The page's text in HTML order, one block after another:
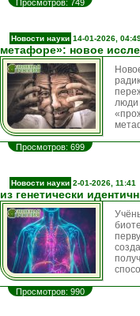
Просмотров: 749
Новости науки 14-01-2026,
метафоре»: новое
люди
Просмотров: 699
Новости науки 2-01-2026, 11:41
из генетически
Просмотров: 990